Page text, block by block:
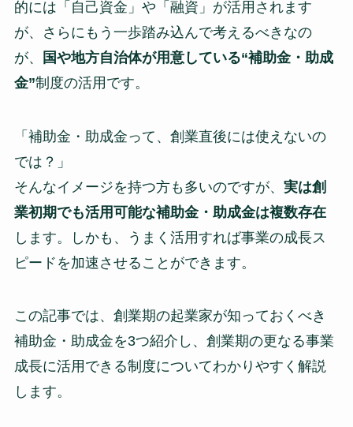
的には「自己資金」や「融資」が活用されます
が、さらにもう一歩踏み込んで考えるべきなの
が、
国や地方自治体が用意している“補助金・助成
金”制度の活用です。
「補助金・助成金って、創業直後には使えないの
では？」
そんなイメージを持つ方も多いのですが、 実は創
業初期でも活用可能な補助金・助成金は複数存在
します。しかも、うまく活用すれば事業の成長ス
ピードを加速させることができます。
この記事では、創業期の起業家が知っておくべき
補助金・助成金を3つ紹介し、創業期の更なる事業
成長に活用できる制度についてわかりやすく解説
します。